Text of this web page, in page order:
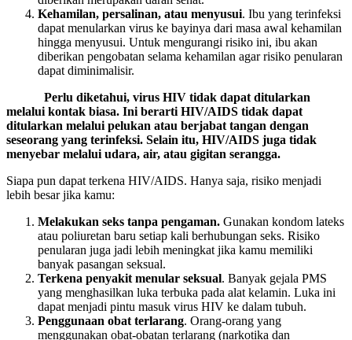
Kehamilan, persalinan, atau menyusui. Ibu yang terinfeksi
dapat menularkan virus ke bayinya dari masa awal kehamilan
hingga menyusui. Untuk mengurangi risiko ini, ibu akan
diberikan pengobatan selama kehamilan agar risiko penularan
dapat diminimalisir.
­ Perlu diketahui, virus HIV tidak dapat ditularkan
melalui kontak biasa. Ini berarti HIV/AIDS tidak dapat
ditularkan melalui pelukan atau berjabat tangan dengan
seseorang yang terinfeksi. Selain itu, HIV/AIDS juga tidak
menyebar melalui udara, air, atau gigitan serangga.
Siapa pun dapat terkena HIV/AIDS. Hanya saja, risiko menjadi
lebih besar jika kamu:
Melakukan seks tanpa pengaman. Gunakan kondom lateks
atau poliuretan baru setiap kali berhubungan seks. Risiko
penularan juga jadi lebih meningkat jika kamu memiliki
banyak pasangan seksual.
Terkena penyakit menular seksual. Banyak gejala PMS
yang menghasilkan luka terbuka pada alat kelamin. Luka ini
dapat menjadi pintu masuk virus HIV ke dalam tubuh.
Penggunaan obat terlarang. Orang-orang yang
menggunakan obat-obatan terlarang (narkotika dan